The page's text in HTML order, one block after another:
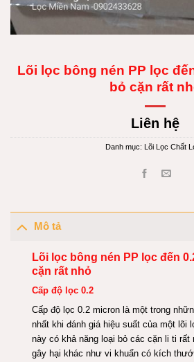
Lõi lọc bông nén PP lọc
bỏ cặn rất
Liên hệ
Danh mục: Lõi Lọc Chất
Mô tả
Lõi lọc bông nén PP lọc đến
cặn rất nhỏ
Cấp độ lọc 0.2
Cấp độ lọc 0.2 micron là một trong
nhất khi đánh giá hiệu suất của một lõi
này có khả năng loại bỏ các cặn li ti rất
gây hại khác như vi khuẩn có kích